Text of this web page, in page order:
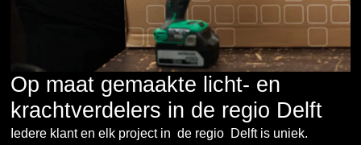
Op maat gemaakte licht- en
krachtverdelers in de regio Delft
Iedere klant en elk project in de regio Delft is uniek.